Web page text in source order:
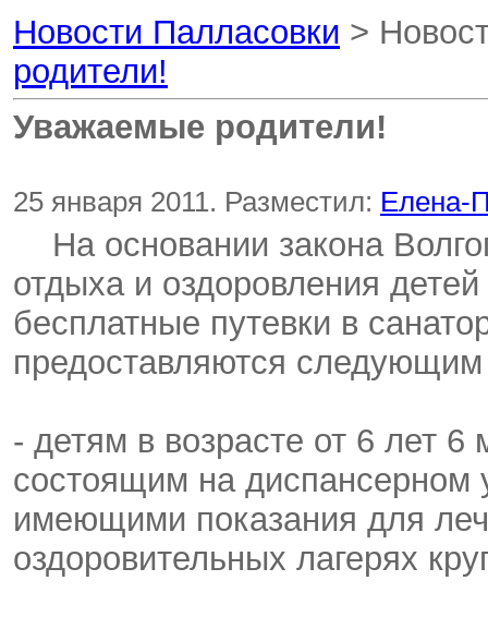
Новости Палласовки >
родители!
Уважаемые родители!
25 января 2011. Разместил: Елена-
На основании закона
отдыха и оздоровления
бесплатные путевки в
предоставляются следующим
- детям в возрасте от 6 лет
состоящим на диспансерном
имеющими показания для
оздоровительных лагерях